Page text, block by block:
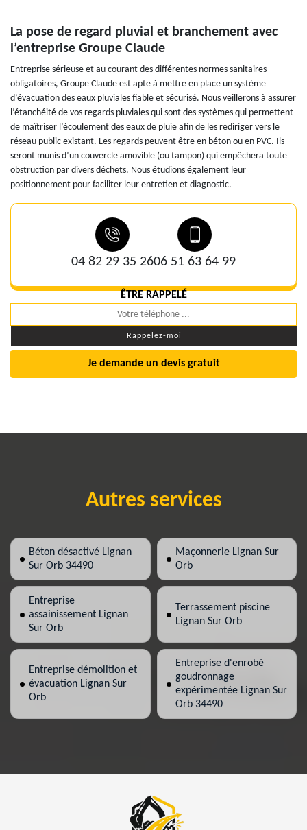
La pose de regard pluvial et branchement avec
l’entreprise Groupe Claude
Entreprise sérieuse et au courant des différentes normes sanitaires
obligatoires, Groupe Claude est apte à mettre en place un système
d’évacuation des eaux pluviales fiable et sécurisé. Nous veillerons à assurer
l’étanchéité de vos regards pluviales qui sont des systèmes qui permettent
de maîtriser l’écoulement des eaux de pluie afin de les rediriger vers le
réseau public existant. Les regards peuvent être en béton ou en PVC. Ils
seront munis d’un couvercle amovible (ou tampon) qui empêchera toute
obstruction par divers déchets. Nous étudions également leur
positionnement pour faciliter leur entretien et diagnostic.
04 82 29 35 2606 51 63 64 99
ÊTRE RAPPELÉ
Je demande un devis gratuit
Autres services
Béton désactivé Lignan
Sur Orb 34490
Maçonnerie Lignan Sur
Orb
Entreprise
assainissement Lignan
Sur Orb
Terrassement piscine
Lignan Sur Orb
Entreprise démolition et
évacuation Lignan Sur
Orb
Entreprise d'enrobé
goudronnage
expérimentée Lignan Sur
Orb 34490